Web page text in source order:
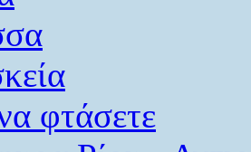
φτάσετε